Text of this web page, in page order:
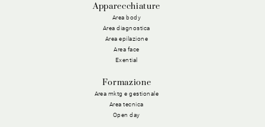
Apparecchiature
Area body
Area diagnostica
Area epilazione
Area face
Exential
Formazione
Area mktg e gestionale
Area tecnica
Open day